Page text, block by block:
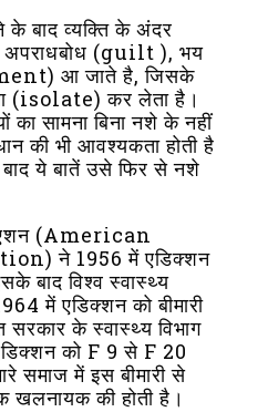
बाद व्यक्ति के अंदर
अपराधबोध (guilt ), भय
आ जाते है, जिसके
(isolate) कर लेता है।
का सामना बिना नशे के नहीं
की भी आवश्यकता होती है
ये बातें उसे फिर से नशे
(American
ने 1956 में एडिक्शन
बाद विश्व स्वास्थ्य
में एडिक्शन को बीमारी
सरकार के स्वास्थ्य विभाग
एडिक्शन को F 9 से F 20
समाज में इस बीमारी से
खलनायक की होती है।